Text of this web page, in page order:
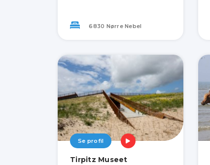
6830 Nørre Nebel
Se profil
Tirpitz Museet